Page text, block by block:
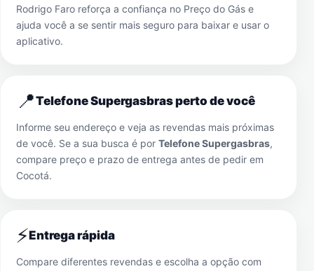
Rodrigo Faro reforça a confiança no Preço do Gás e
ajuda você a se sentir mais seguro para baixar e usar o
aplicativo.
📍Telefone Supergasbras perto de você
Informe seu endereço e veja as revendas mais próximas
de você. Se a sua busca é por Telefone Supergasbras,
compare preço e prazo de entrega antes de pedir em
Cocotá.
⚡Entrega rápida
Compare diferentes revendas e escolha a opção com